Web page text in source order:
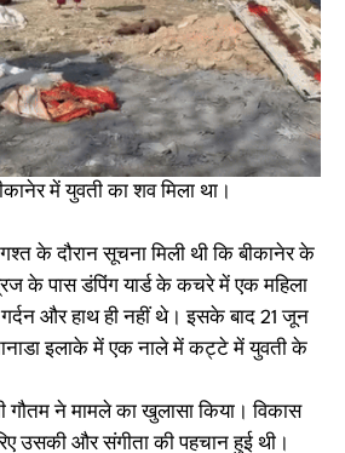
में युवती का शव मिला था।
के दौरान सूचना मिली थी कि बीकानेर के
के पास डंपिंग यार्ड के कचरे में एक महिला
और हाथ ही नहीं थे। इसके बाद 21 जून
इलाके में एक नाले में कट्टे में युवती के
गौतम ने मामले का खुलासा किया। विकास
उसकी और संगीता की पहचान हुई थी।